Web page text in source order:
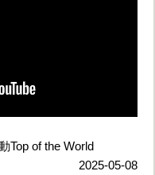
Top of the World
2025-05-08